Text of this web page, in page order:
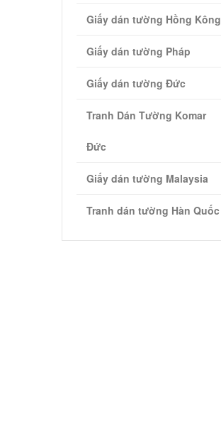
Giấy dán tường Hồng Kông
Giấy dán tường Pháp
Giấy dán tường Đức
Tranh Dán Tường Komar
Đức
Giấy dán tường Malaysia
Tranh dán tường Hàn Quốc